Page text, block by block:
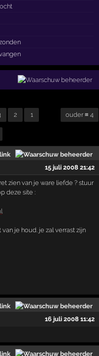
2 1 ouder ≡ 4
15 juli 2008 21:42
zien van je ware liefde ? stuur
deze site :
je houd. je zal verrast zijn
16 juli 2008 11:42